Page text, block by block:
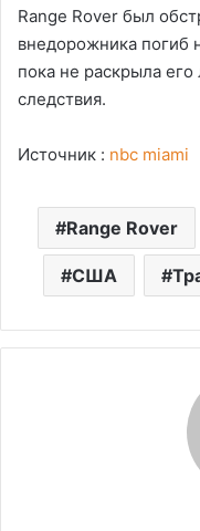
Range Rover был
внедорожника погиб
пока не раскрыла
следствия.
Источник : nbc miami
Range Rover
США